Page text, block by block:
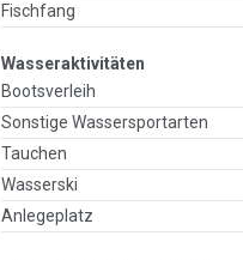
Fischfang
Wasseraktivitäten
Bootsverleih
Sonstige Wassersportarten
Tauchen
Wasserski
Anlegeplatz